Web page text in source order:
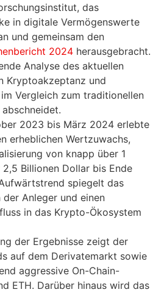
das
in digitale Vermögenswerte
und gemeinsam den
2024 herausgebracht.
Analyse des aktuellen
Kryptoakzeptanz und
Vergleich zum traditionellen
2023 bis März 2024 erlebte
erheblichen Wertzuwachs,
von knapp über 1
Billionen Dollar bis Ende
spiegelt das
Anleger und einen
in das Krypto-Ökosystem
der Ergebnisse zeigt der
auf dem Derivatemarkt sowie
aggressive On-Chain-
ETH. Darüber hinaus wird das